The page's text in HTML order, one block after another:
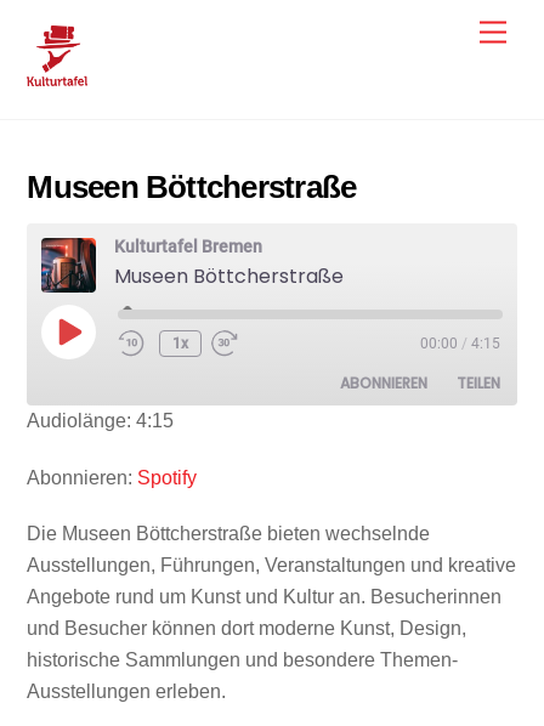
content
Museen Böttcherstraße
Kulturtafel Bremen
Museen Böttcherstraße
Play
Episode
1x 00:00 / 4:15
ABONNIEREN TEILEN
EMBED
Audiolänge: 4:15
Abonnieren: Spotify
Die Museen Böttcherstraße bieten wechselnde
Ausstellungen, Führungen, Veranstaltungen und kreative
Angebote rund um Kunst und Kultur an. Besucherinnen
und Besucher können dort moderne Kunst, Design,
historische Sammlungen und besondere Themen-
Ausstellungen erleben.